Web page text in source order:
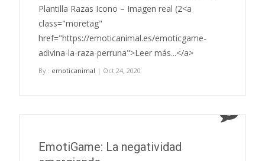
Plantilla Razas Icono – Imagen real (2<a
class="moretag"
href="https://emoticanimal.es/emoticgame-
adivina-la-raza-perruna">Leer más...</a>
By : emoticanimal | Oct 24, 2020
0
EmotiGame: La negatividad